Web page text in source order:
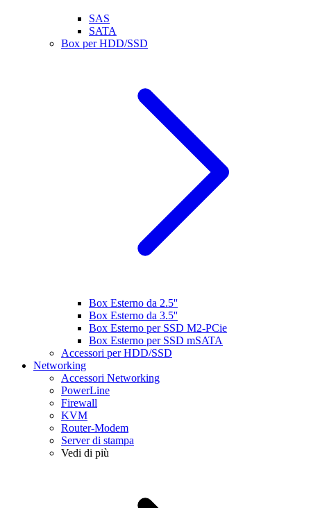
SAS
SATA
Box per HDD/SSD
Box Esterno da 2.5''
Box Esterno da 3.5''
Box Esterno per SSD M2-PCie
Box Esterno per SSD mSATA
Accessori per HDD/SSD
Networking
Accessori Networking
PowerLine
Firewall
KVM
Router-Modem
Server di stampa
Vedi di più